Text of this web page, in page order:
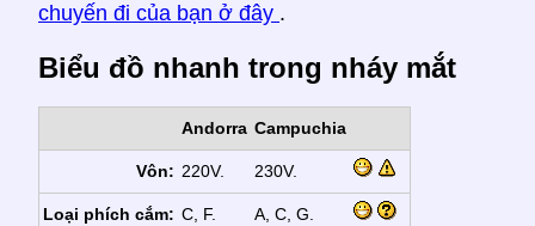
chuyến đi của bạn ở đây .
Biểu đồ nhanh trong nháy mắt
Andorra Campuchia
Vôn: 220V. 230V.
Loại phích cắm: C, F. A, C, G.